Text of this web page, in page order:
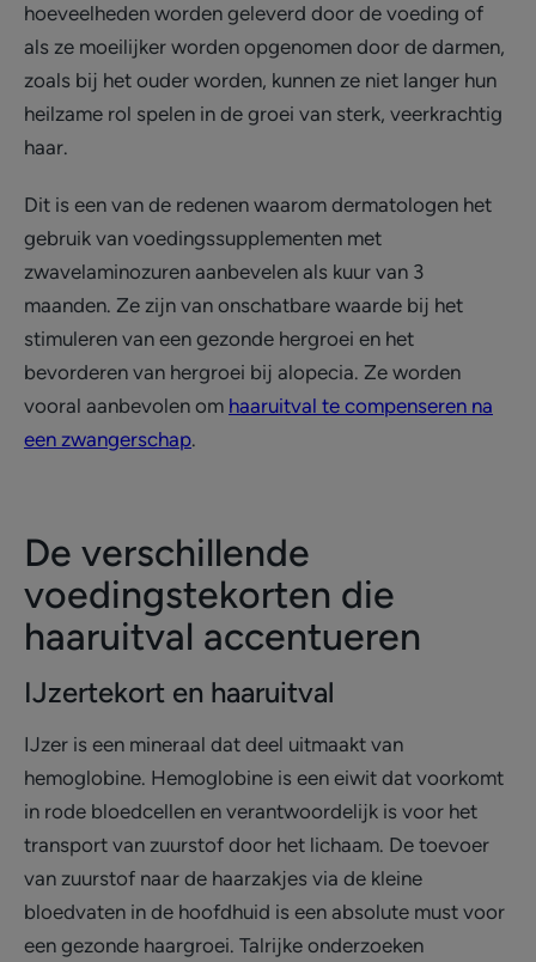
hoeveelheden worden geleverd door de voeding of
als ze moeilijker worden opgenomen door de darmen,
zoals bij het ouder worden, kunnen ze niet langer hun
heilzame rol spelen in de groei van sterk, veerkrachtig
haar.
Dit is een van de redenen waarom dermatologen het
gebruik van voedingssupplementen met
zwavelaminozuren aanbevelen als kuur van 3
maanden. Ze zijn van onschatbare waarde bij het
stimuleren van een gezonde hergroei en het
bevorderen van hergroei bij alopecia. Ze worden
vooral aanbevolen om haaruitval te compenseren na
een zwangerschap.
De verschillende
voedingstekorten die
haaruitval accentueren
IJzertekort en haaruitval
IJzer is een mineraal dat deel uitmaakt van
hemoglobine. Hemoglobine is een eiwit dat voorkomt
in rode bloedcellen en verantwoordelijk is voor het
transport van zuurstof door het lichaam. De toevoer
van zuurstof naar de haarzakjes via de kleine
bloedvaten in de hoofdhuid is een absolute must voor
een gezonde haargroei. Talrijke onderzoeken